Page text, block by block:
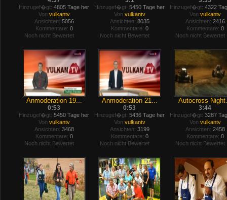
Hinzugef�gt: 4805 Tage her
Von vulkantv
Ansichten: 5056
Kommentare: 0
Noch nicht Bewertet
Hinzugef�gt: 5450 Tage her
Von vulkantv
Ansichten: 8035
Kommentare: 0
Noch nicht Bewertet
Hinzugef�gt: 4322
Von vulkantv
Ansichten: 2416
Kommentare: 0
Noch nicht Bewertet
Anmoderation 19...
0:53
Hinzugef�gt: 5450 Tage her
Von vulkantv
Ansichten: 3468
Kommentare: 0
Noch nicht Bewertet
Anmoderation 21...
0:53
Hinzugef�gt: 5436 Tage her
Von vulkantv
Ansichten: 3199
Kommentare: 0
Noch nicht Bewertet
Autocross
3:44
Hinzugef�gt: 3287
Von vulkantv
Ansichten: 2458
Kommentare: 0
Noch nicht Bewertet